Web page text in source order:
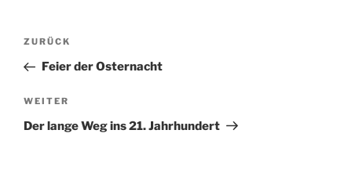
Beitragsnavigation
Vorheriger
Beitrag
ZURÜCK
Feier der Osternacht
Nächster
Beitrag
WEITER
Der lange Weg ins 21. Jahrhundert